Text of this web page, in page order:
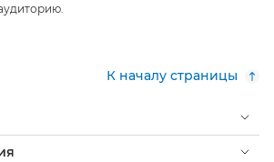
К началу страницы